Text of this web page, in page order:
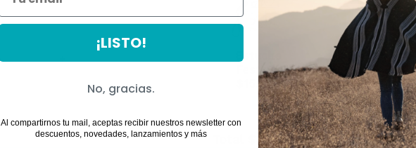
+
Estuche
Festival
Chucao
$15.990
$40.970
¡LISTO!
No, gracias.
Al compartirnos tu mail, aceptas recibir nuestros newsletter con
descuentos, novedades, lanzamientos y más